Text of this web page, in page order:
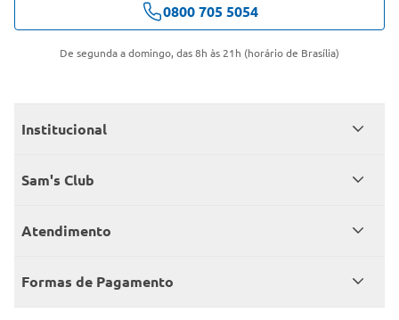
0800 705 5054
De segunda a domingo, das 8h às 21h (horário de Brasília)
Institucional
Quem somos
Encontre um Clube
Sam's Club
Seja sócio
Member’s Mark
Atendimento
Fale conosco
Atendimento em libras
Formas de Pagamento